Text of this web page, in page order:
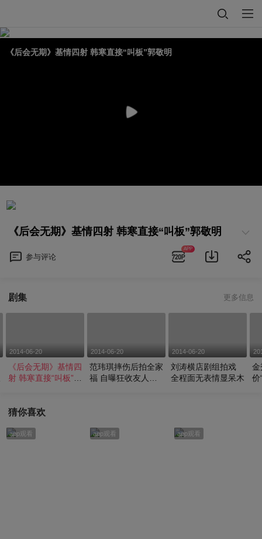
《后会无期》基情四射 韩寒直接“叫板”郭敬明
《后会无期》基情四射 韩寒直接“叫板”郭敬明
参与评论
APP
剧集 更多信息
2014-06-20
《后会无期》基情四
射 韩寒直接“叫板”郭
2014-06-20
范玮琪摔伤后拍全家
福 自曝狂收友人夜
2014-06-20
刘涛横店剧组拍戏
全程面无表情显呆木
金
价
猜你喜欢
app观看 app观看 app观看